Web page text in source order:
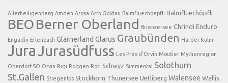
Allerheiligenberg Amden Arosa Arth Goldau Balmfluechoepfli Balmfluechöpfli
BEO Berner Oberland Brienzersee Chrindi Enduro
Engadin Erlenbach Glarnerland Glarus Graubünden Harder Kulm
JuraJurasüdfuss Les Près d'Orvin Moutier Mythenregion
Oberdorf SO Orvin Rigi Roggen Röti Schwyz Simmental Solothurn
St.Gallen Stiegenlos Stockhorn Thunersee Uetliberg Walensee Wallis